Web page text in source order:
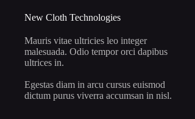
New Cloth Technologies
Mauris vitae ultricies leo integer
malesuada. Odio tempor orci dapibus
ultrices in.
Egestas diam in arcu cursus euismod
dictum purus viverra accumsan in nisl.